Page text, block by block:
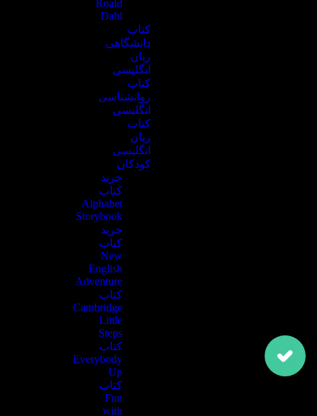
Roald
Dahl
کتاب
دانشگاهی
زبان
انگلیسی
کتاب
روانشناسی
انگلیسی
کتاب
زبان
انگلیسی
کودکان
خرید
کتاب
Alphabet
Storybook
خرید
کتاب
New
English
Adventure
کتاب
Cambridge
Little
Steps
کتاب
Everybody
Up
کتاب
Fun
with